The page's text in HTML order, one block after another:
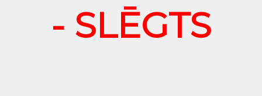
- SLĒGTS